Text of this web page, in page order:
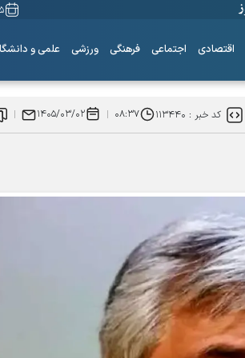
۱۵
اقتصادی اجتماعی فرهنگی ورزشی علمی و
کد خبر : ۱۱۳۴۴۰ ۰۸:۳۷ ۱۴۰۵/۰۳/۰۲
ساز‌های همیشه ناکوک!